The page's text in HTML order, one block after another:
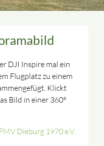
DJI Inspire mal ein
Flugplatz zu einem
Klickt
Bild in einer 360°
Dieburg 1970 e.V.